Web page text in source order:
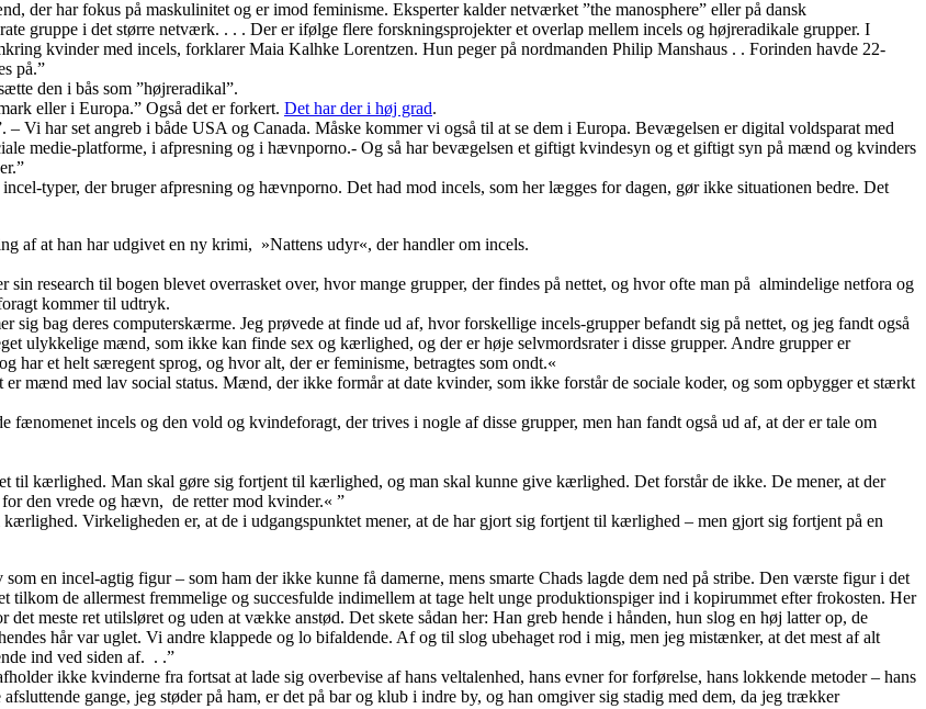
der har fokus på maskulinitet og er imod feminisme. Eksperter kalder netværket ”the manosphere” eller på dansk
gruppe i det større netværk. . . . Der er ifølge flere forskningsprojekter et overlap mellem incels og højreradikale grupper. I
kvinder med incels, forklarer Maia Kalhke Lorentzen. Hun peger på nordmanden Philip Manshaus . . Forinden havde 22-
på.”
den i bås som ”højreradikal”.
eller i Europa.” Også det er forkert. Det har der i høj grad.
Vi har set angreb i både USA og Canada. Måske kommer vi også til at se dem i Europa. Bevægelsen er digital voldsparat med
medie-platforme, i afpresning og i hævnporno.- Og så har bevægelsen et giftigt kvindesyn og et giftigt syn på mænd og kvinders
typer, der bruger afpresning og hævnporno. Det had mod incels, som her lægges for dagen, gør ikke situationen bedre. Det
af at han har udgivet en ny krimi, »Nattens udyr«, der handler om incels.
research til bogen blevet overrasket over, hvor mange grupper, der findes på nettet, og hvor ofte man på almindelige netfora og
kommer til udtryk.
bag deres computerskærme. Jeg prøvede at finde ud af, hvor forskellige incels-grupper befandt sig på nettet, og jeg fandt også
ulykkelige mænd, som ikke kan finde sex og kærlighed, og der er høje selvmordsrater i disse grupper. Andre grupper er
har et helt særegent sprog, og hvor alt, der er feminisme, betragtes som ondt.«
mænd med lav social status. Mænd, der ikke formår at date kvinder, som ikke forstår de sociale koder, og som opbygger et stærkt
incels og den vold og kvindeforagt, der trives i nogle af disse grupper, men han fandt også ud af, at der er tale om
til kærlighed. Man skal gøre sig fortjent til kærlighed, og man skal kunne give kærlighed. Det forstår de ikke. De mener, at der
den vrede og hævn, de retter mod kvinder.« ”
Virkeligheden er, at de i udgangspunktet mener, at de har gjort sig fortjent til kærlighed – men gjort sig fortjent på en
en incel-agtig figur – som ham der ikke kunne få damerne, mens smarte Chads lagde dem ned på stribe. Den værste figur i det
tilkom de allermest fremmelige og succesfulde indimellem at tage helt unge produktionspiger ind i kopirummet efter frokosten. Her
meste ret utilsløret og uden at vække anstød. Det skete sådan her: Han greb hende i hånden, hun slog en høj latter op, de
hår var uglet. Vi andre klappede og lo bifaldende. Af og til slog ubehaget rod i mig, men jeg mistænker, at det mest af alt
ind ved siden af. . .”
ikke kvinderne fra fortsat at lade sig overbevise af hans veltalenhed, hans evner for forførelse, hans lokkende metoder – hans
gange, jeg støder på ham, er det på bar og klub i indre by, og han omgiver sig stadig med dem, da jeg trækker